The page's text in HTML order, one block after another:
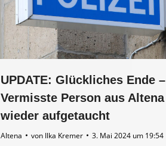
UPDATE: Glückliches Ende –
Vermisste Person aus Altena
wieder aufgetaucht
Altena von Ilka Kremer 3. Mai 2024 um 19:54